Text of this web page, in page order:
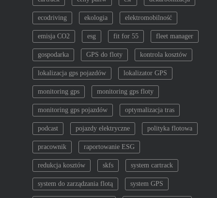
w
p
i
s
u
ecodriving ekologia elektromobilność
emisja CO2 esg fit for 55 fleet manager
gospodarka GPS do floty kontrola kosztów
lokalizacja gps pojazdów lokalizator GPS
monitoring gps monitoring gps floty
monitoring gps pojazdów optymalizacja tras
podcast pojazdy elektryczne polityka flotowa
pracownik raportowanie ESG
redukcja kosztów skfs system cartrack
system do zarządzania flotą system GPS